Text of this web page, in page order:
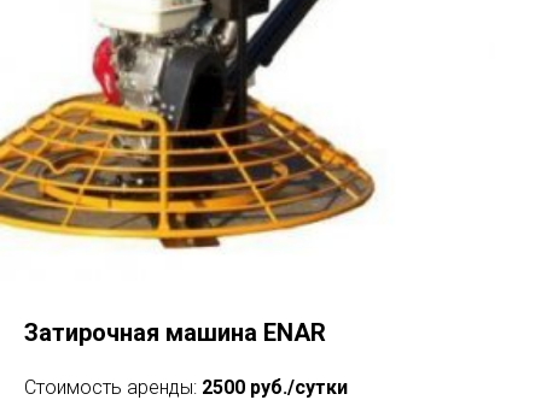
Затирочная машина ENAR
Стоимость аренды: 2500 руб./сутки